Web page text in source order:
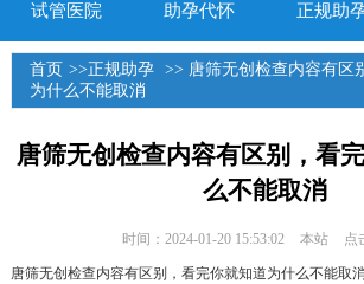
试管医院
助孕代怀 正规助
首页 >>正规助孕
>> 唐筛无创检查内容有区
为什么不能取消
唐筛无创检查内容有区别，看
么不能取消
时间：2024-01-20 15:53:02 本站 点
唐筛无创检查内容有区别，看完你就知道为什么不能取